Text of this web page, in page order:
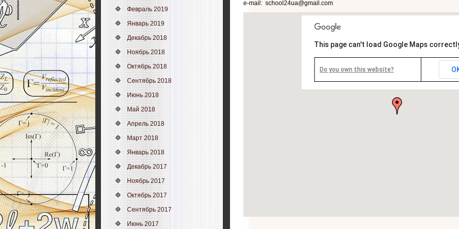
Февраль 2019
Январь 2019
Декабрь 2018
Ноябрь 2018
Октябрь 2018
Сентябрь 2018
Июнь 2018
Май 2018
Апрель 2018
Март 2018
Январь 2018
Декабрь 2017
Ноябрь 2017
Октябрь 2017
Сентябрь 2017
Июнь 2017
e-mail: school24ua@gmail.com
This page can't load Google Maps
Do you own this website?